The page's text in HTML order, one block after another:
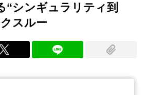
“シンギュラリティ到
スルー